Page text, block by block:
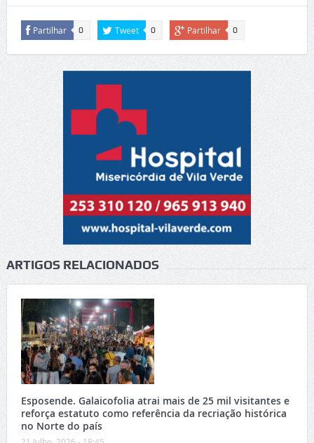
Partilhar 0 Tweet 0 Partilhar 0
ARTIGOS RELACIONADOS
Esposende. Galaicofolia atrai mais de 25 mil visitantes e
reforça estatuto como referência da recriação histórica
no Norte do país